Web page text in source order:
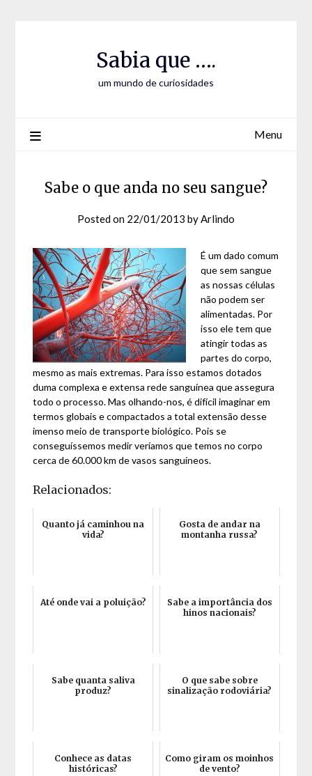
Sabia que ….
um mundo de curiosidades
Menu
Sabe o que anda no seu sangue?
Posted on 22/01/2013 byArlindo
É um dado comum
que sem sangue
as nossas células
não podem ser
alimentadas. Por
isso ele tem que
atingir todas as
partes do corpo,
mesmo as mais extremas. Para isso estamos dotados
duma complexa e extensa rede sanguínea que assegura
todo o processo. Mas olhando-nos, é difícil imaginar em
termos globais e compactados a total extensão desse
imenso meio de transporte biológico. Pois se
conseguíssemos medir veríamos que temos no corpo
cerca de 60.000 km de vasos sanguíneos.
Relacionados:
Quanto já caminhou na
vida?
Gosta de andar na
montanha russa?
Até onde vai a poluição?
Sabe a importância dos
hinos nacionais?
Sabe quanta saliva
produz?
O que sabe sobre
sinalização rodoviária?
Conhece as datas
históricas?
Como giram os moinhos
de vento?